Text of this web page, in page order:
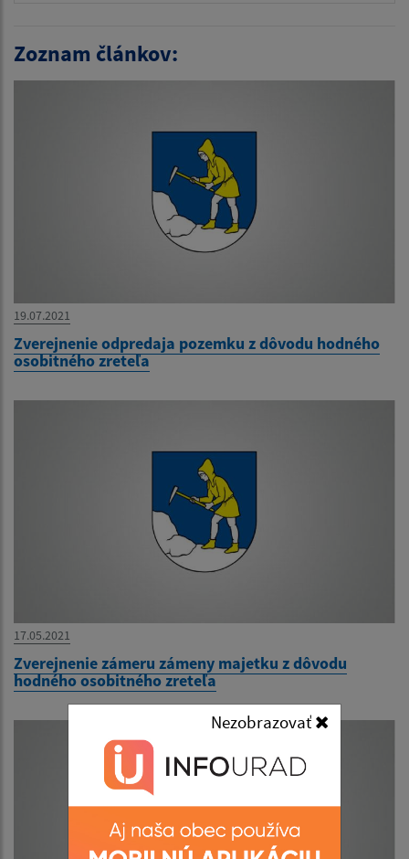
Nezobrazovať
Zoznam článkov:
19.07.2021
Zverejnenie odpredaja pozemku z dôvodu hodného
osobitného zreteľa
17.05.2021
Zverejnenie zámeru zámeny majetku z dôvodu
hodného osobitného zreteľa